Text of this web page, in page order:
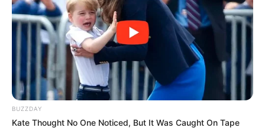
BUZZDAY
Kate Thought No One Noticed, But It Was Caught On Tape